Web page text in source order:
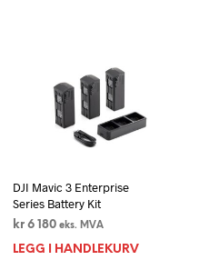
DJI Mavic 3 Enterprise
Series Battery Kit
kr6 180 eks. MVA
LEGG I HANDLEKURV